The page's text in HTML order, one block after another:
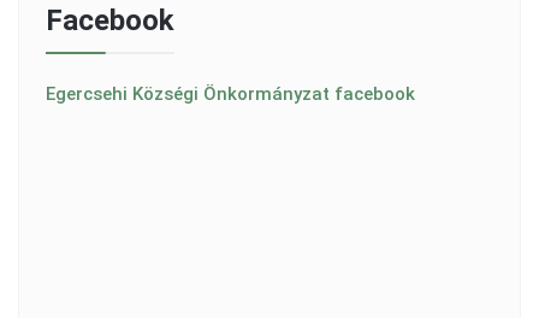
Facebook
Egercsehi Községi Önkormányzat facebook